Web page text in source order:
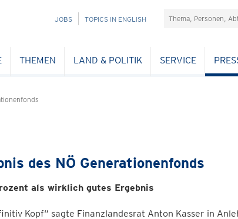
NAVIGATION
JOBS TOPICS IN ENGLISH Suchefeld
THEMEN LAND & POLITIK SERVICE
des NÖ Generationenfonds
als wirklich gutes Ergebnis
Kopf“ sagte Finanzlandesrat Anton Kasser in